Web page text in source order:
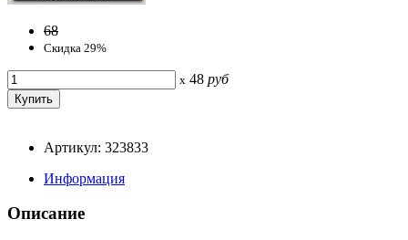
68
Скидка 29%
x 48 руб
Артикул: 323833
Информация
Описание